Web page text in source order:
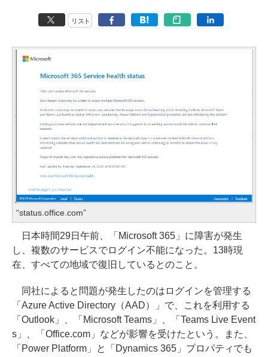
リスト
“status.office.com”
日本時間29日午前、「Microsoft 365」に障害が発生
し、複数のサービスでログイン不能になった。13時現
在、すべての地域で復旧しているとのこと。
同社によると問題が発生したのはログインを管理する
「Azure Active Directory（AAD）」で、これを利用する
「Outlook」、「Microsoft Teams」、「Teams Live Event
s」、「Office.com」などが影響を受けたという。また、
「Power Platform」と「Dynamics 365」プロパティでも